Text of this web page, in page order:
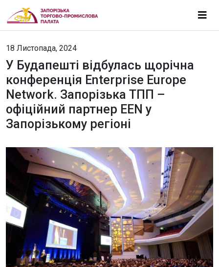
18 Листопада, 2024
У Будапешті відбулась щорічна
конференція Enterprise Europe
Network. Запорізька ТПП –
офіційний партнер EEN у
Запорізькому регіоні